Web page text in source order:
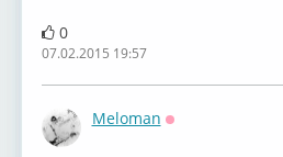
0
07.02.2015 19:57
Meloman